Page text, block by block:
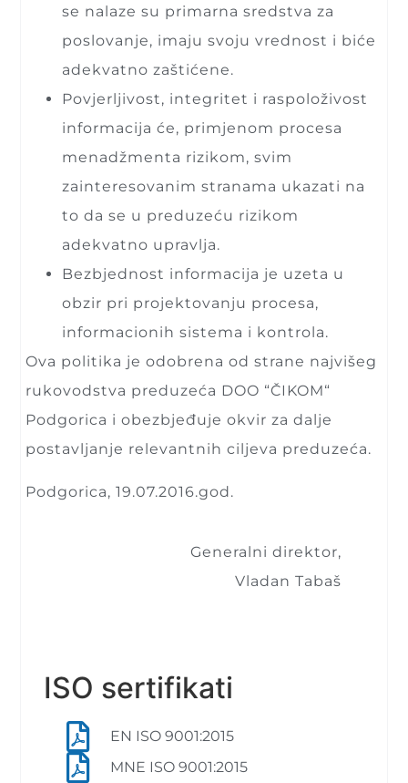
se nalaze su primarna sredstva za
poslovanje, imaju svoju vrednost i biće
adekvatno zaštićene.
Povjerljivost, integritet i raspoloživost
informacija će, primjenom procesa
menadžmenta rizikom, svim
zainteresovanim stranama ukazati na
to da se u preduzeću rizikom
adekvatno upravlja.
Bezbjednost informacija je uzeta u
obzir pri projektovanju procesa,
informacionih sistema i kontrola.
Ova politika je odobrena od strane najvišeg
rukovodstva preduzeća DOO “ČIKOM“
Podgorica i obezbjeđuje okvir za dalje
postavljanje relevantnih ciljeva preduzeća.
Podgorica, 19.07.2016.god.
Generalni direktor,
Vladan Tabaš
ISO sertifikati
EN ISO 9001:2015
MNE ISO 9001:2015